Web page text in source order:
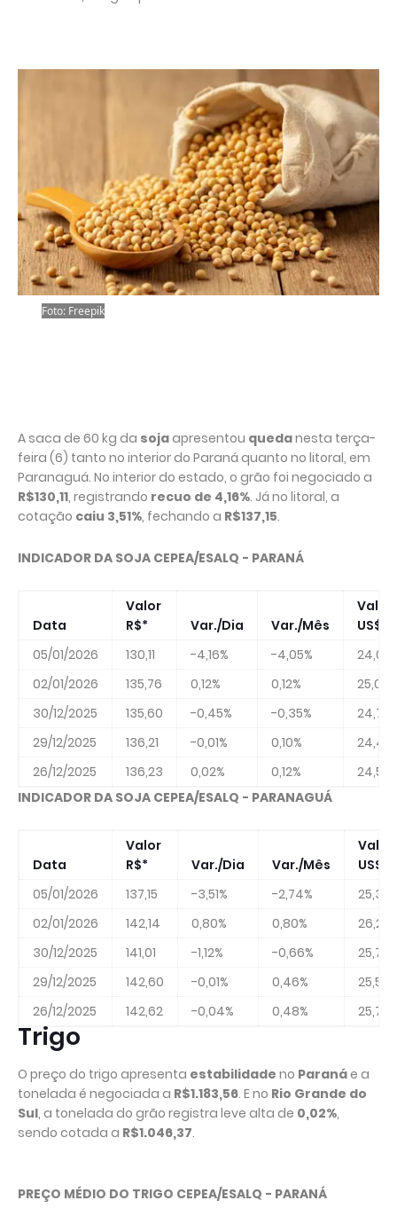
Foto: Freepik
A saca de 60 kg da sojaapresentou quedanesta terça-
feira (6) tanto no interior do Paraná quanto no litoral, em
Paranaguá. No interior do estado, o grão foi negociado a
R$130,11, registrando recuo de 4,16%. Já no litoral, a
cotação caiu 3,51%, fechando a R$137,15.
INDICADOR DA SOJA CEPEA/ESALQ - PARANÁ
Data
Valor
R$*
Var./Dia Var./Mês
Valor
US$*
05/01/2026
130,11 -4,16% -4,05%
24,08
02/01/2026
135,76 0,12% 0,12%
25,04
30/12/2025
135,60 -0,45% -0,35%
24,71
29/12/2025
136,21 -0,01% 0,10%
24,41
26/12/2025
136,23 0,02% 0,12%
24,57
INDICADOR DA SOJA CEPEA/ESALQ - PARANAGUÁ
Data
Valor
R$*
Var./Dia Var./Mês
Valor
US$*
05/01/2026
137,15 -3,51% -2,74%
25,39
02/01/2026
142,14 0,80% 0,80%
26,22
30/12/2025
141,01 -1,12% -0,66%
25,70
29/12/2025
142,60 -0,01% 0,46%
25,56
26/12/2025
142,62 -0,04% 0,48% 25,73
Trigo
O preço do trigo apresenta estabilidade no Paranáe a
tonelada é negociada a R$1.183,56. E no Rio Grande do
Sul, a tonelada do grão registra leve alta de 0,02%,
sendo cotada a R$1.046,37.
PREÇO MÉDIO DO TRIGO CEPEA/ESALQ - PARANÁ